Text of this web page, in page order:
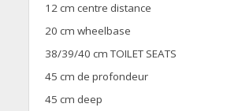
12 cm centre distance
20 cm wheelbase
38/39/40 cm TOILET SEATS
45 cm de profondeur
45 cm deep